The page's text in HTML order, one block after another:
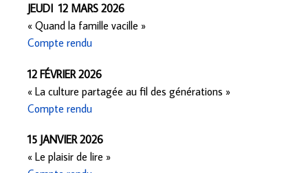
JEUDI 12 MARS 2026
« Quand la famille vacille »
Compte rendu
12 FÉVRIER 2026
« La culture partagée au fil des générations »
Compte rendu
15 JANVIER 2026
« Le plaisir de lire »